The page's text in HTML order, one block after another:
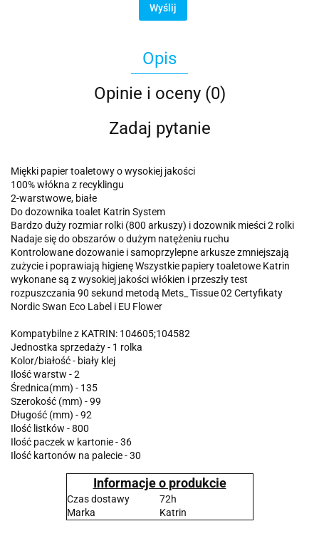
Wyślij
Opis
Opinie i oceny (0)
Zadaj pytanie
Miękki papier toaletowy o wysokiej jakości
100% włókna z recyklingu
2-warstwowe, białe
Do dozownika toalet Katrin System
Bardzo duży rozmiar rolki (800 arkuszy) i dozownik mieści 2 rolki
Nadaje się do obszarów o dużym natężeniu ruchu
Kontrolowane dozowanie i samoprzylepne arkusze zmniejszają
zużycie i poprawiają higienę Wszystkie papiery toaletowe Katrin
wykonane są z wysokiej jakości włókien i przeszły test
rozpuszczania 90 sekund metodą Mets_ Tissue 02 Certyfikaty
Nordic Swan Eco Label i EU Flower
Kompatybilne z KATRIN: 104605;104582
Jednostka sprzedaży - 1 rolka
Kolor/białość - biały klej
Ilość warstw - 2
Średnica(mm) - 135
Szerokość (mm) - 99
Długość (mm) - 92
Ilość listków - 800
Ilość paczek w kartonie - 36
Ilość kartonów na palecie - 30
Informacje o produkcie
Czas dostawy
72h
Marka
Katrin